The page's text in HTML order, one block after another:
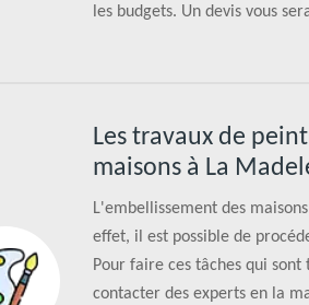
les budgets. Un devis vous
Les travaux de
maisons à La
L'embellissement des
effet, il est possible de
Pour faire ces tâches qui
contacter des experts en la